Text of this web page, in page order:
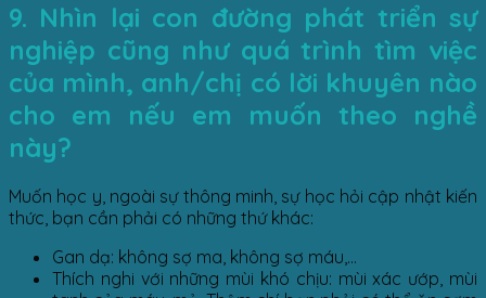
9. Nhìn lại con đường phát triển sự
nghiệp cũng như quá trình tìm việc
của mình, anh/chị có lời khuyên nào
cho em nếu em muốn theo nghề
này?
Muốn học y, ngoài sự thông minh, sự học hỏi cập nhật kiến
thức, bạn cần phải có những thứ khác:
Gan dạ: không sợ ma, không sợ máu,…
Thích nghi với những mùi khó chịu: mùi xác ướp, mùi